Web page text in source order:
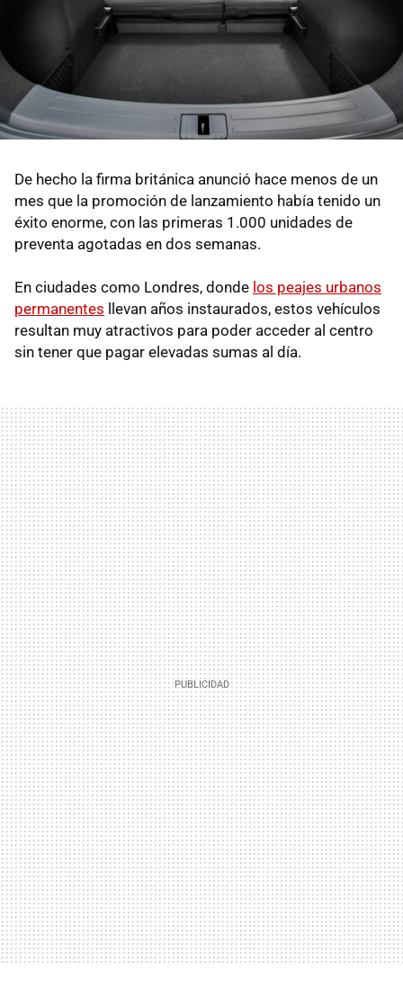
De hecho la firma británica anunció hace menos de un
mes que la promoción de lanzamiento había tenido un
éxito enorme, con las primeras 1.000 unidades de
preventa agotadas en dos semanas.
En ciudades como Londres, donde los peajes urbanos
permanentes llevan años instaurados, estos vehículos
resultan muy atractivos para poder acceder al centro
sin tener que pagar elevadas sumas al día.